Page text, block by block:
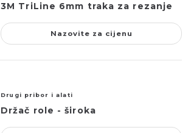
3M TriLine 6mm traka za rezanje
Nazovite za cijenu
Drugi pribor i alati
Držač role - široka